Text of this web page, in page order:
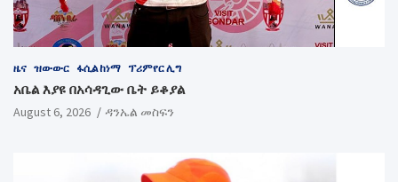
ዜና ዝውውር ፋሲል ከነማ ፕሪምየር ሊግ
አቤል እያዩ በአሳዳጊው ቤት ይቆያል
August 6, 2026 ዳንኤል መስፍን